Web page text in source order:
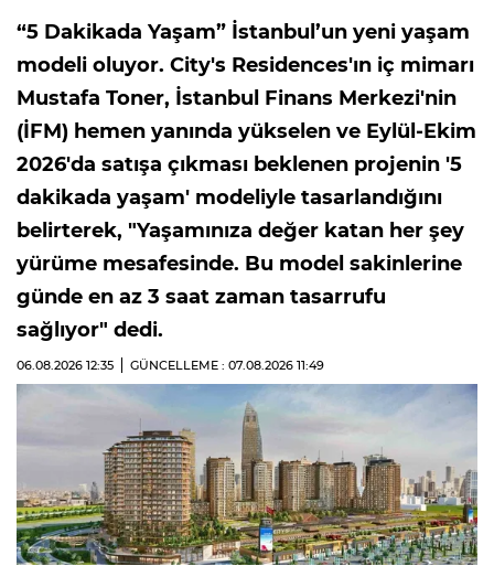
“5 Dakikada Yaşam” İstanbul’un yeni yaşam
modeli oluyor. City's Residences'ın iç mimarı
Mustafa Toner, İstanbul Finans Merkezi'nin
(İFM) hemen yanında yükselen ve Eylül-Ekim
2026'da satışa çıkması beklenen projenin '5
dakikada yaşam' modeliyle tasarlandığını
belirterek, "Yaşamınıza değer katan her şey
yürüme mesafesinde. Bu model sakinlerine
günde en az 3 saat zaman tasarrufu
sağlıyor" dedi.
06.08.2026 12:35 GÜNCELLEME : 07.08.2026 11:49